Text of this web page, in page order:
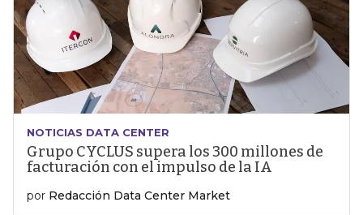
NOTICIAS DATA CENTER
Grupo CYCLUS supera los 300 millones de
facturación con el impulso de la IA
por Redacción Data Center Market